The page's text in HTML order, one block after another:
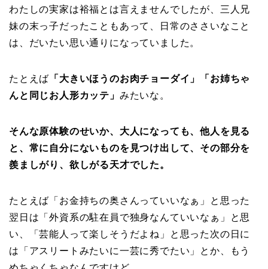
わたしの実家は裕福とは言えませんでしたが、三人兄
妹の末っ子だったこともあって、日常のささいなこと
は、だいたい思い通りになっていました。
たとえば 「大きいほうのお肉チョーダイ」「お姉ちゃ
んと同じお人形カッテ」 みたいな。
そんな原体験のせいか、大人になっても、他人を見る
と、常に自分にないものを見つけ出して、その部分を
羨ましがり、欲しがる天才でした。
たとえば「お金持ちの奥さんっていいなぁ」と思った
翌日は「外資系の駐在員で独身なんていいなぁ」と思
い、「芸能人って楽しそうだよね」と思った次の日に
は「アスリートみたいに一芸に秀でたい」とか、もう